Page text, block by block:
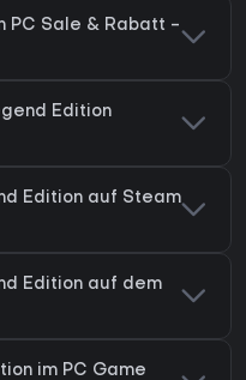
PC Sale & Rabatt -
Edition
Edition auf Steam
Edition auf dem
im PC Game